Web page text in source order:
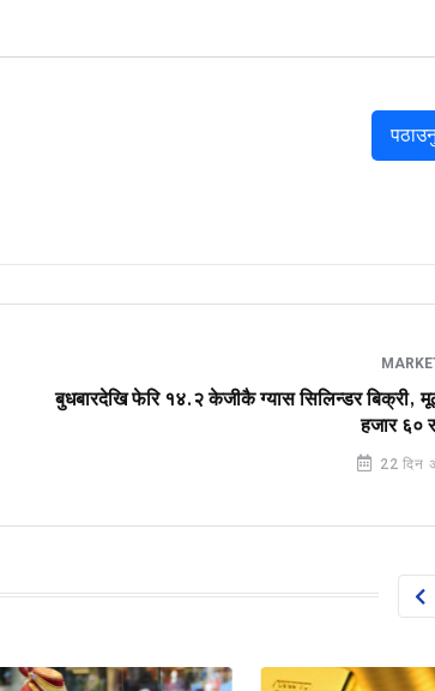
बुधबारदेखि फेरि १४.२ केजीकै ग्यास सिलिन्डर बिक्री,
हजार ६०
22 दिन